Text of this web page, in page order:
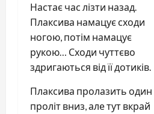
Настає час лізти назад.
Плаксива намацує сходи
ногою, потім намацує
рукою… Сходи чуттєво
здригаються від її дотиків.
Плаксива пролазить один
проліт вниз, але тут вкрай